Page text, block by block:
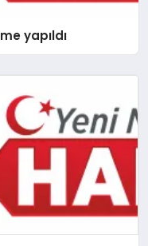
yapıldı